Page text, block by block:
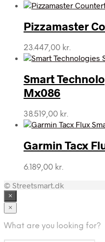
Pizzamaster
23.447,00 kr.
Smart
Mx086
38.519,00 kr.
Garmin Tacx
6.189,00 kr.
© Streetsmart.dk
×
×
What are you looking for?